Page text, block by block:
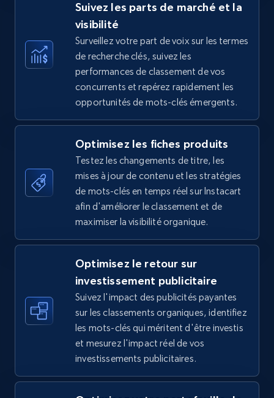
TikTok Shop - category
URL, Title, Available, Description, Currency, Initial
price, Final price, Discount percent, and more.
667+ Commencer
TikTok Shop - Collect TikTok shop products
by keywords search
URL, Title, Available, Description, Currency, Initial
price, Final price, Discount percent, and more.
5.4K+ 667+ Commencer
TikTok Shop - discover records by shop url
URL, Title, Available, Description, Currency, Initial
price, Final price, Discount percent, and more.
Suivez les parts de marché et la
visibilité
Surveillez votre part de voix sur les termes
de recherche clés, suivez les
performances de classement de vos
concurrents et repérez rapidement les
opportunités de mots-clés émergents.
Optimisez les fiches produits
Testez les changements de titre, les
mises à jour de contenu et les stratégies
de mots-clés en temps réel sur Instacart
afin d'améliorer le classement et de
maximiser la visibilité organique.
Optimisez le retour sur
investissement publicitaire
Suivez l'impact des publicités payantes
sur les classements organiques, identifiez
les mots-clés qui méritent d'être investis
et mesurez l'impact réel de vos
investissements publicitaires.